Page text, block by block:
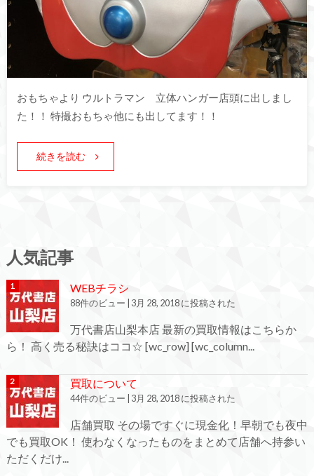
おもちゃより ウルトラマン 立体ハンガー店頭に出しまし
た！！ 特撮おもちゃ他にも出してます！！
続きを読む
人気記事
WEBチラシ
88件のビュー 3月 28, 2018 に投稿された
万代書店山梨本店 最新の買取情報はこちらか
ら！ 高く売る秘訣はココ☆ [wc_row] [wc_column...
買取について
44件のビュー 3月 28, 2018 に投稿された
店舗買取 その場ですぐに現金化！早朝でも夜中
でも買取OK！ 使わなくなったものをまとめて店舗へ持参い
ただくだけ...